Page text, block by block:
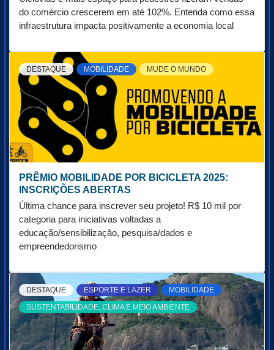
do comércio crescerem em até 102%. Entenda como essa
infraestrutura impacta positivamente a economia local
DESTAQUE MOBILIDADE MUDE O MUNDO
PRÊMIO MOBILIDADE POR BICICLETA 2025:
INSCRIÇÕES ABERTAS
Última chance para inscrever seu projeto! R$ 10 mil por
categoria para iniciativas voltadas a
educação/sensibilização, pesquisa/dados e
empreendedorismo
DESTAQUE ESPORTE E LAZER
MOBILIDADE
SUSTENTABILIDADE, CLIMA E MEIO AMBIENTE